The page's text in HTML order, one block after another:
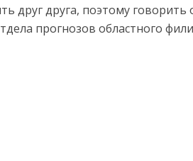
друг друга, поэтому
прогнозов областного